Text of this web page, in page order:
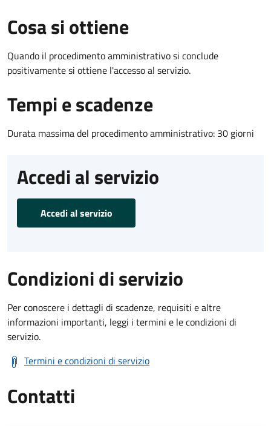
Cosa si ottiene
Quando il procedimento amministrativo si conclude
positivamente si ottiene l'accesso al servizio.
Tempi e scadenze
Durata massima del procedimento amministrativo: 30 giorni
Accedi al servizio
Accedi al servizio
Condizioni di servizio
Per conoscere i dettagli di scadenze, requisiti e altre
informazioni importanti, leggi i termini e le condizioni di
servizio.
Termini e condizioni di servizio
Contatti